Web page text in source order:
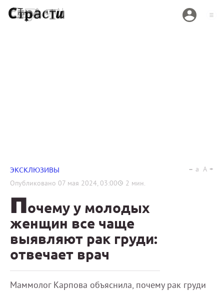
ЭКСКЛЮЗИВЫ
Опубликовано 07 мая 2024, 03:00 2 мин.
a A
Почему у молодых
женщин все чаще
выявляют рак груди:
отвечает врач
Маммолог Карпова объяснила, почему рак груди